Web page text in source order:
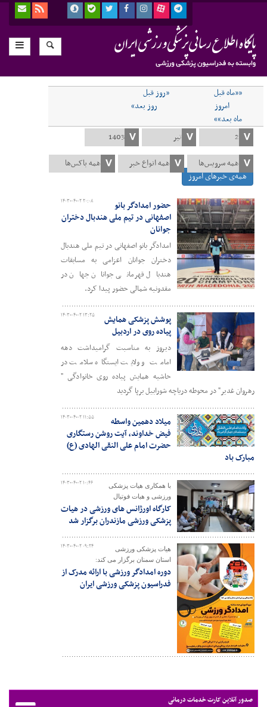
««ماه قبل
«روز قبل
امروز
روز بعد»
ماه بعد»»
همه‌ی خبرهای امروز
۱۴۰۳-۰۴-۰۲ ۲۰:۰۸
حضور امدادگر بانو
اصفهانی در تیم ملی هندبال دختران
جوانان
امدادگر بانو اصفهانی در تیم ملی هندبال
دختران جوانان اعزامی به مسابقات
هندبال قهرمانی جوانان جهان در
مقدونیه شمالی حضور پیدا کرد.
۱۴۰۳-۰۴-۰۲ ۱۳:۲۵
پوشش پزشکی همایش
پیاده روی در اردبیل
دیروز به مناسبت گرامیداشت دهه
امامت و ولایت ایستگاه سلامت در
حاشیه همایش پیاده روی خانوادگی "
رهروان غدیر" در محوطه دریاچه شورابیل برپا گردید
۱۴۰۳-۰۴-۰۲ ۱۱:۵۵
میلاد دهمین واسطه
فیض خداوند، آیت روشن رستگاری
حضرت امام علی النقی الهادی (ع)
مبارک باد
۱۴۰۳-۰۴-۰۲ ۱۰:۴۶
با همکاری هیات پزشکی
ورزشی و هبات فوتبال
کارگاه اورژانس های ورزشی در هیات
پزشکی ورزشی مازندران برگزار شد
۱۴۰۳-۰۴-۰۲ ۰۹:۲۴
هیات پزشکی ورزشی
استان سمنان برگزار می کند:
دوره امدادگر ورزشی با ارائه مدرک از
فدراسیون پزشکی ورزشی ایران
صدور آنلاین کارت خدمات درمانی